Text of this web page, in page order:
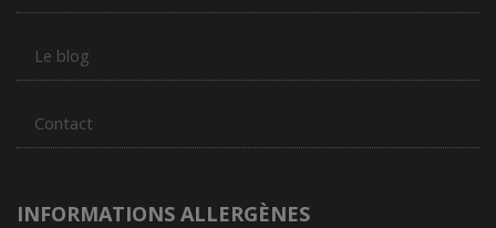
Le blog
Contact
INFORMATIONS ALLERGÈNES